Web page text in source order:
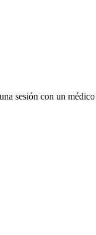
sesión con un